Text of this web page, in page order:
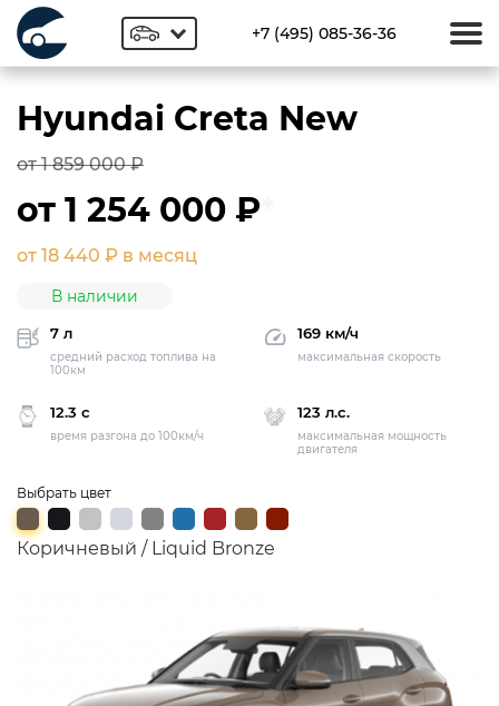
+7 (495) 085-36-36
Hyundai Creta New
от 1 859 000 ₽
от 1 254 000 ₽
от 18 440 ₽ в месяц
В наличии
7 л
средний расход топлива на
100км
169 км/ч
максимальная скорость
12.3 с
время разгона до 100км/ч
123 л.с.
максимальная мощность
двигателя
Выбрать цвет
Коричневый / Liquid Bronze